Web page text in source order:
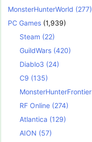
MonsterHunterWorld (277)
PC Games (1,939)
Steam (22)
GuildWars (420)
Diablo3 (24)
C9 (135)
MonsterHunterFrontier
RF Online (274)
Atlantica (129)
AION (57)